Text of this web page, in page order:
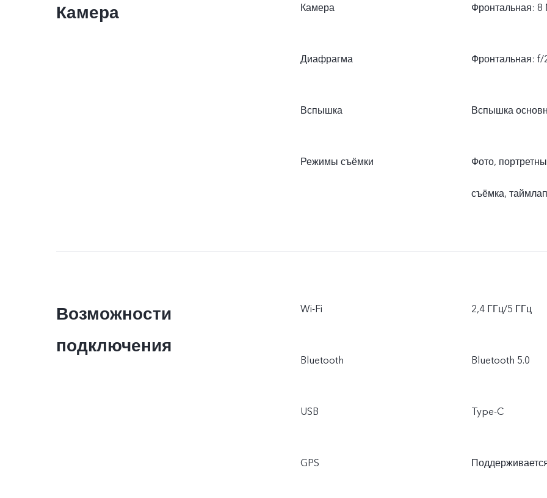
Камера Камера Фронтальная:
Диафрагма Фронтальная:
Вспышка Вспышка
Режимы съёмки Фото,
съёмка,
Возможности
подключения
Wi-Fi 2,4 ГГц/5 ГГц
Bluetooth Bluetooth 5.0
USB Type-C
GPS